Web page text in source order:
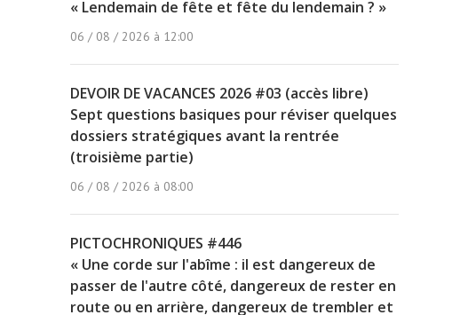
« Lendemain de fête et fête du lendemain ? »
06 / 08 / 2026 à 12:00
DEVOIR DE VACANCES 2026 #03 (accès libre)
Sept questions basiques pour réviser quelques
dossiers stratégiques avant la rentrée
(troisième partie)
06 / 08 / 2026 à 08:00
PICTOCHRONIQUES #446
« Une corde sur l'abîme : il est dangereux de
passer de l'autre côté, dangereux de rester en
route ou en arrière, dangereux de trembler et